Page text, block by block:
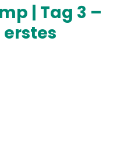
| Tag 3 –
erstes